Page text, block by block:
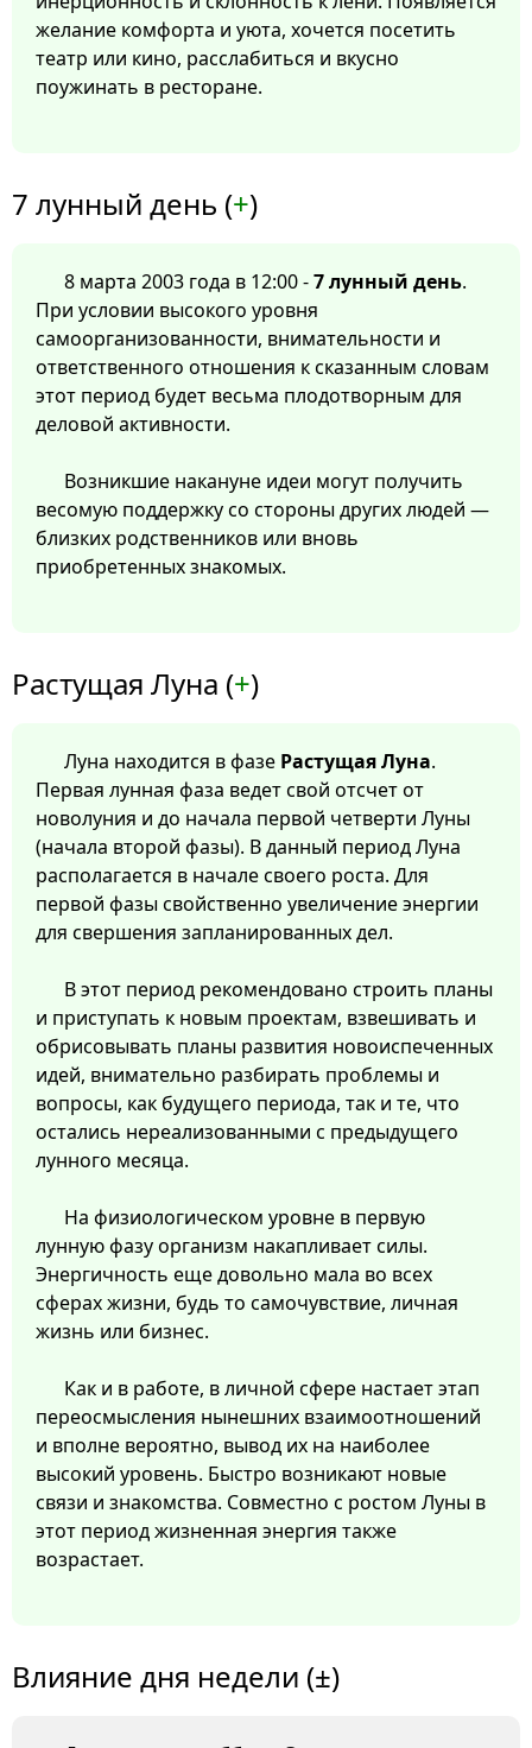
желание комфорта и уюта, хочется посетить
театр или кино, расслабиться и вкусно
поужинать в ресторане.
7 лунный день (+)
8 марта 2003 года в 12:00 -7 лунный день.
При условии высокого уровня
самоорганизованности, внимательности и
ответственного отношения к сказанным словам
этот период будет весьма плодотворным для
деловой активности.
Возникшие накануне идеи могут получить
весомую поддержку со стороны других людей —
близких родственников или вновь
приобретенных знакомых.
Растущая Луна (+)
Луна находится в фазе Растущая Луна.
Первая лунная фаза ведет свой отсчет от
новолуния и до начала первой четверти Луны
(начала второй фазы). В данный период Луна
располагается в начале своего роста. Для
первой фазы свойственно увеличение энергии
для свершения запланированных дел.
В этот период рекомендовано строить планы
и приступать к новым проектам, взвешивать и
обрисовывать планы развития новоиспеченных
идей, внимательно разбирать проблемы и
вопросы, как будущего периода, так и те, что
остались нереализованными с предыдущего
лунного месяца.
На физиологическом уровне в первую
лунную фазу организм накапливает силы.
Энергичность еще довольно мала во всех
сферах жизни, будь то самочувствие, личная
жизнь или бизнес.
Как и в работе, в личной сфере настает этап
переосмысления нынешних взаимоотношений
и вполне вероятно, вывод их на наиболее
высокий уровень. Быстро возникают новые
связи и знакомства. Совместно с ростом Луны в
этот период жизненная энергия также
возрастает.
Влияние дня недели (±)